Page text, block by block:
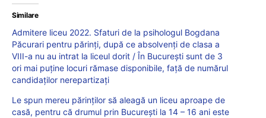
Similare
Admitere liceu 2022. Sfaturi de la psihologul Bogdana
Păcurari pentru părinți, după ce absolvenți de clasa a
VIII-a nu au intrat la liceul dorit / În București sunt de 3
ori mai puține locuri rămase disponibile, față de numărul
candidaților nerepartizați
Le spun mereu părinților să aleagă un liceu aproape de
casă, pentru că drumul prin București la 14 – 16 ani este